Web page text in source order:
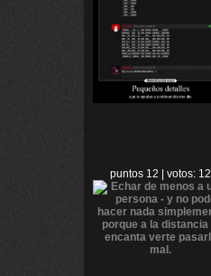
puntos 12 | votos: 12